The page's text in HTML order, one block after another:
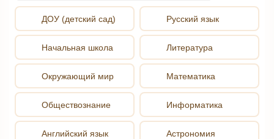
ДОУ (детский сад)
Начальная школа
Окружающий мир
Обществознание
Английский язык
Русский язык
Литература
Математика
Информатика
Астрономия